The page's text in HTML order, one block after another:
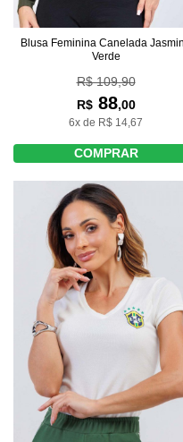
Blusa Feminina Canelada
Verde
R$ 109,90
R$88,00
6x de R$ 14,67
COMPRAR